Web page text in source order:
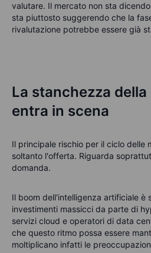
valutare. Il mercato non sta
sta piuttosto suggerendo che la
rivalutazione potrebbe essere già
La stanchezza
entra in scena
Il principale rischio per il ciclo delle
soltanto l'offerta. Riguarda
domanda.
Il boom dell'intelligenza artificiale è
investimenti massicci da parte di
servizi cloud e operatori di data
che questo ritmo possa essere
moltiplicano infatti le